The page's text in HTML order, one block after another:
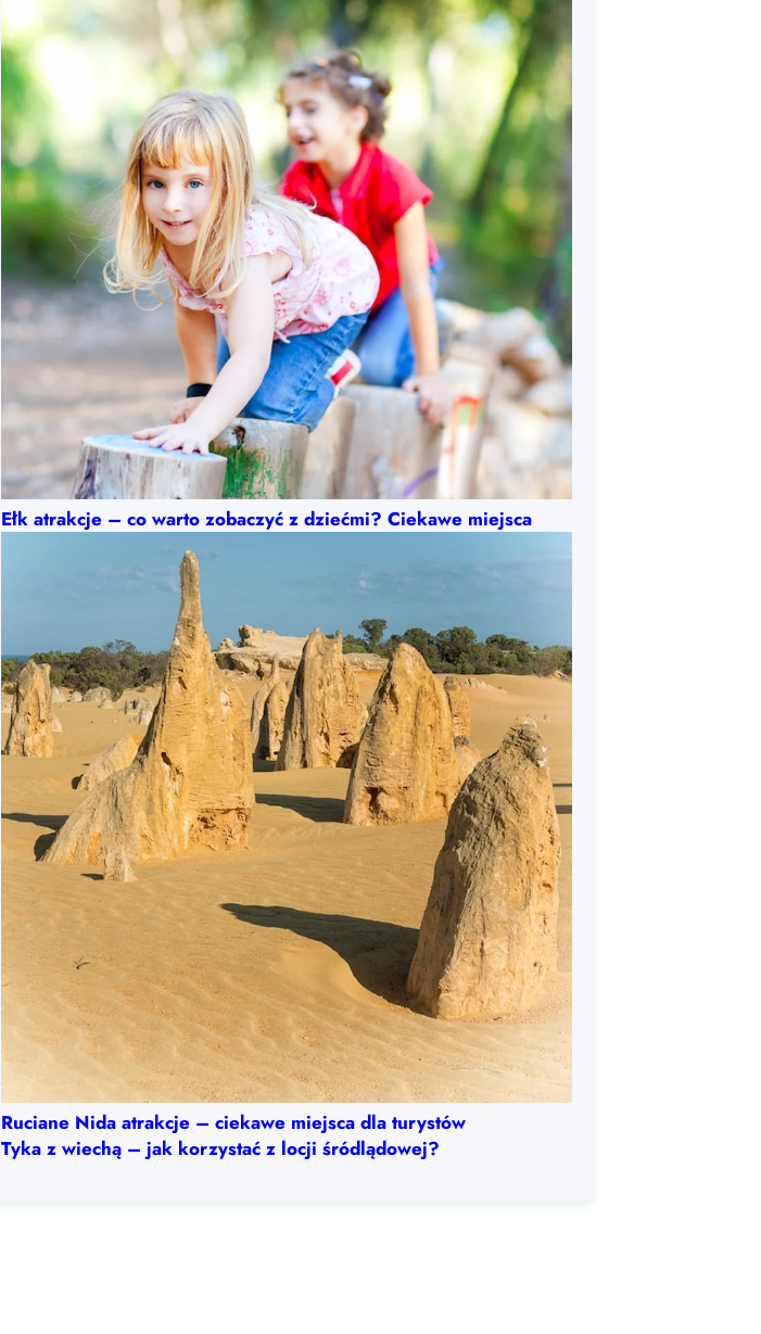
Ełk atrakcje – co warto zobaczyć z dziećmi? Ciekawe miejsca
Ruciane Nida atrakcje – ciekawe miejsca dla turystów
Tyka z wiechą – jak korzystać z locji śródlądowej?